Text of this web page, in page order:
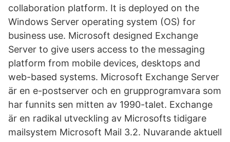
collaboration platform. It is deployed on the
Windows Server operating system (OS) for
business use. Microsoft designed Exchange
Server to give users access to the messaging
platform from mobile devices, desktops and
web-based systems. Microsoft Exchange Server
är en e-postserver och en grupprogramvara som
har funnits sen mitten av 1990-talet. Exchange
är en radikal utveckling av Microsofts tidigare
mailsystem Microsoft Mail 3.2. Nuvarande aktuell